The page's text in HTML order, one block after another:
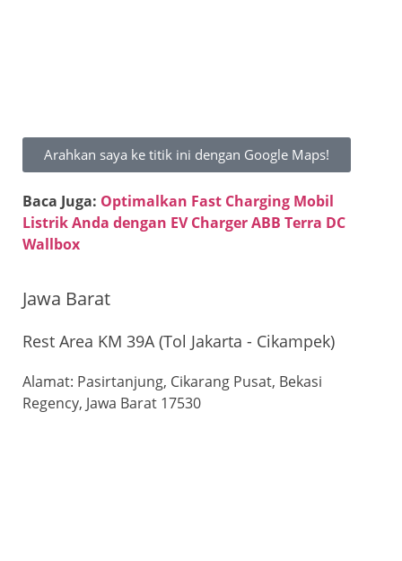
Arahkan saya ke titik ini dengan Google Maps!
Baca Juga: Optimalkan Fast Charging Mobil
Listrik Anda dengan EV Charger ABB Terra DC
Wallbox
Jawa Barat
Rest Area KM 39A (Tol Jakarta - Cikampek)
Alamat: Pasirtanjung, Cikarang Pusat, Bekasi
Regency, Jawa Barat 17530